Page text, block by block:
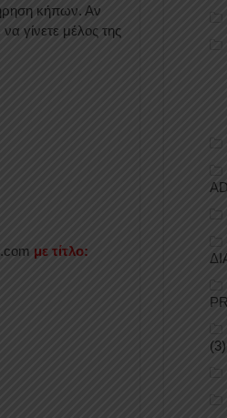
κήπων. Αν
γίνετε μέλος της
με τίτλο:
(3)